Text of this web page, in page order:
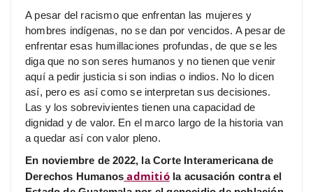
A pesar del racismo que enfrentan las mujeres y
hombres indígenas, no se dan por vencidos. A pesar de
enfrentar esas humillaciones profundas, de que se les
diga que no son seres humanos y no tienen que venir
aquí a pedir justicia si son indias o indios. No lo dicen
así, pero es así como se interpretan sus decisiones.
Las y los sobrevivientes tienen una capacidad de
dignidad y de valor. En el marco largo de la historia van
a quedar así con valor pleno.
En noviembre de 2022, la Corte Interamericana de
Derechos Humanos admitióla acusación contra el